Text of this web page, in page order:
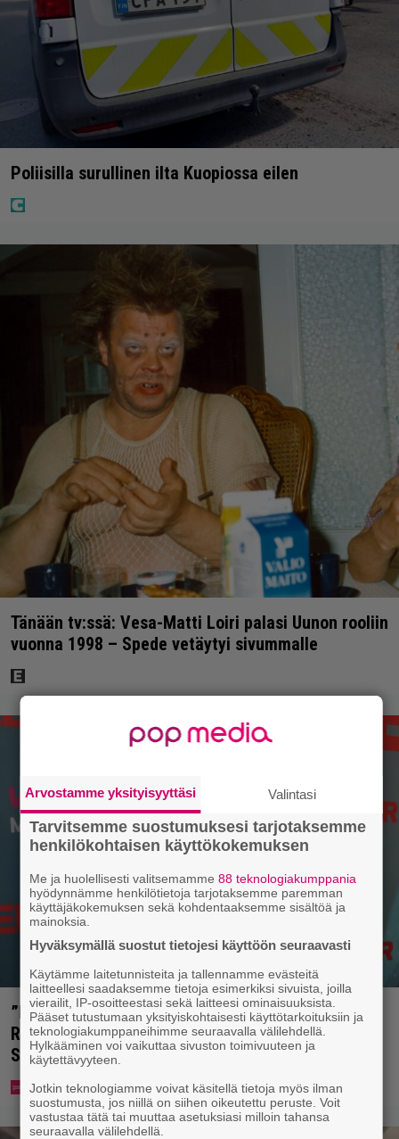
Poliisilla surullinen ilta Kuopiossa eilen
Tänään tv:ssä: Vesa-Matti Loiri palasi Uunon rooliin
vuonna 1998 – Spede vetäytyi sivummalle
”Nukuimme kaikki viisi samassa huoneessa” –
Renny Harlinin perhe vietti unelmien kesän
Suomessa
Arvostamme yksityisyyttäsi Valintasi
Tarvitsemme suostumuksesi tarjotaksemme
henkilökohtaisen käyttökokemuksen
Me ja huolellisesti valitsemamme 88 teknologiakumppania
hyödynnämme henkilötietoja tarjotaksemme paremman
käyttäjäkokemuksen sekä kohdentaaksemme sisältöä ja
mainoksia.
Hyväksymällä suostut tietojesi käyttöön seuraavasti
Käytämme laitetunnisteita ja tallennamme evästeitä
laitteellesi saadaksemme tietoja esimerkiksi sivuista, joilla
vierailit, IP-osoitteestasi sekä laitteesi ominaisuuksista.
Pääset tutustumaan yksityiskohtaisesti käyttötarkoituksiin ja
teknologiakumppaneihimme seuraavalla välilehdellä.
Hylkääminen voi vaikuttaa sivuston toimivuuteen ja
käytettävyyteen.
Jotkin teknologiamme voivat käsitellä tietoja myös ilman
suostumusta, jos niillä on siihen oikeutettu peruste. Voit
vastustaa tätä tai muuttaa asetuksiasi milloin tahansa
seuraavalla välilehdellä.